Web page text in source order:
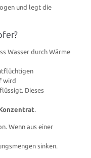
und legt die
Wasser durch Wärme
wird
Dieses
.
Wenn aus einer
sinken.